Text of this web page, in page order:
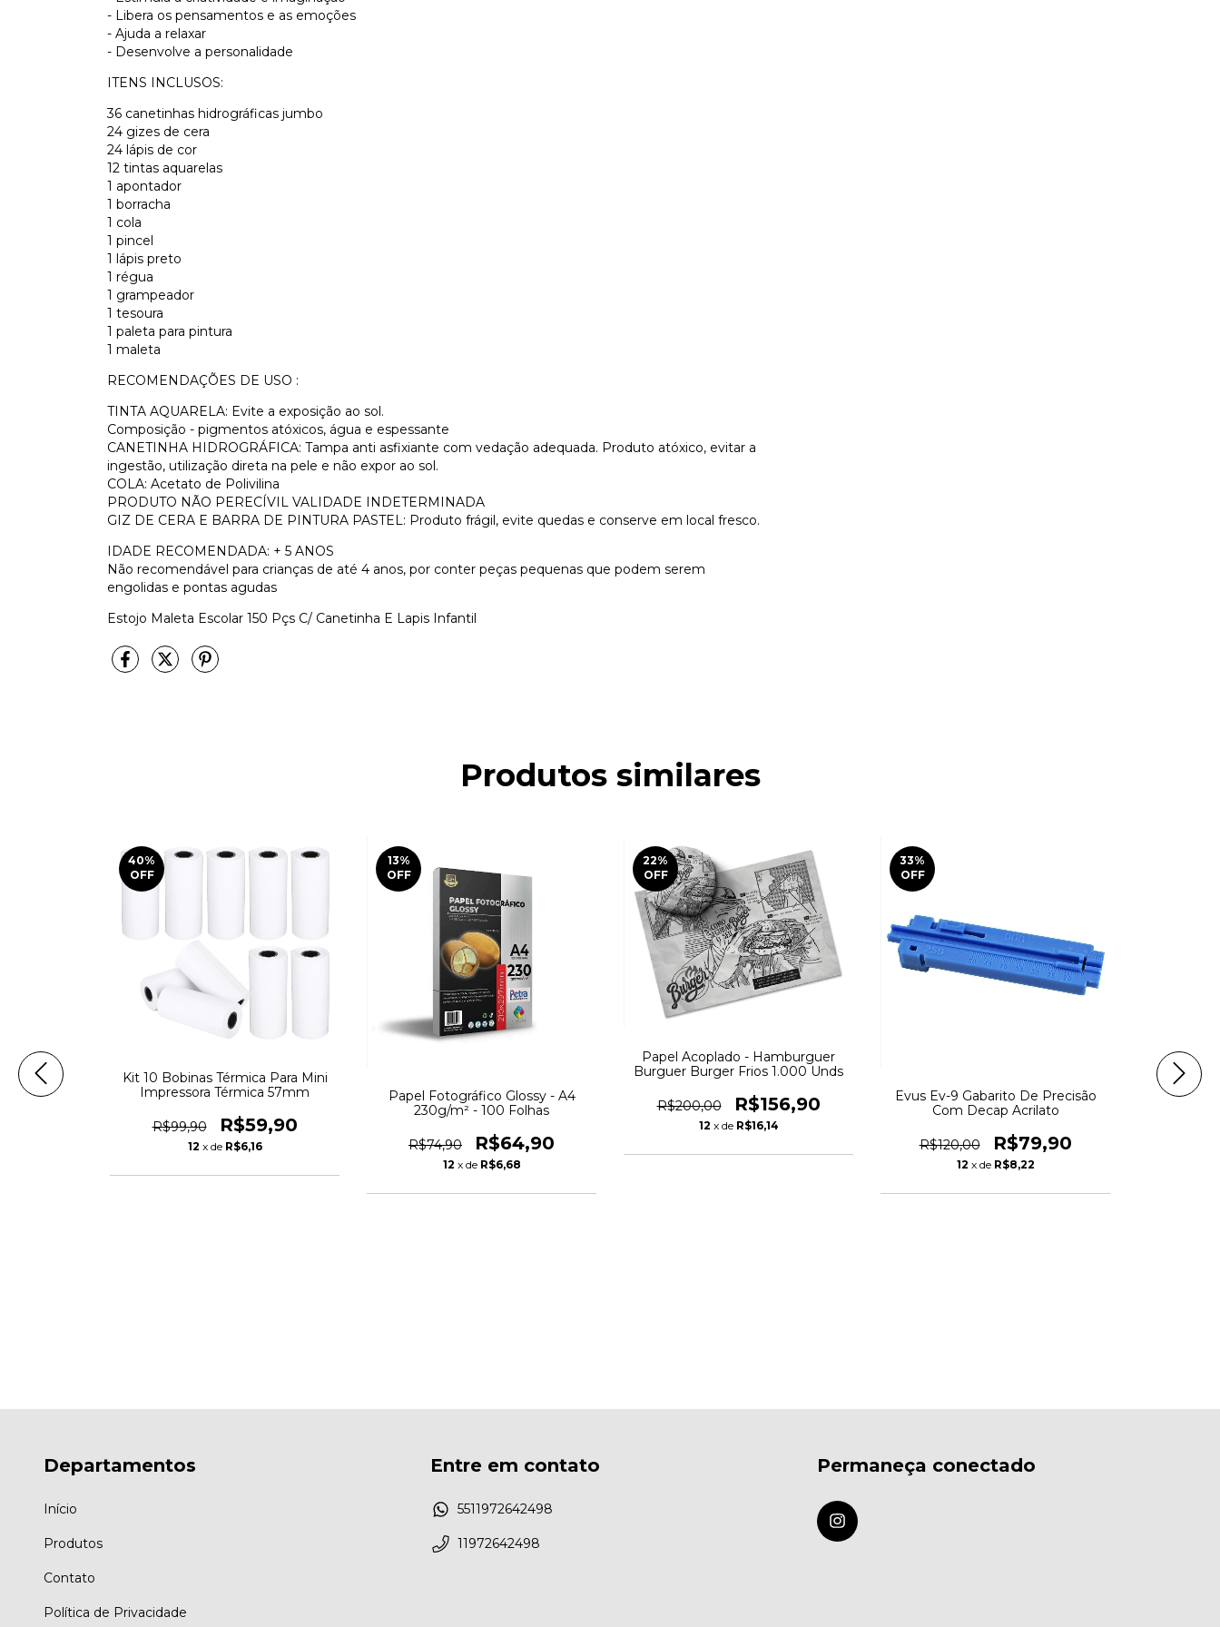
- Libera os pensamentos e as emoções
- Ajuda a relaxar
- Desenvolve a personalidade
ITENS INCLUSOS:
36 canetinhas hidrográficas jumbo
24 gizes de cera
24 lápis de cor
12 tintas aquarelas
1 apontador
1 borracha
1 cola
1 pincel
1 lápis preto
1 régua
1 grampeador
1 tesoura
1 paleta para pintura
1 maleta
RECOMENDAÇÕES DE USO :
TINTA AQUARELA: Evite a exposição ao sol.
Composição - pigmentos atóxicos, água e espessante
CANETINHA HIDROGRÁFICA: Tampa anti asfixiante com vedação adequada. Produto atóxico, evitar a
ingestão, utilização direta na pele e não expor ao sol.
COLA: Acetato de Polivilina
PRODUTO NÃO PERECÍVIL VALIDADE INDETERMINADA
GIZ DE CERA E BARRA DE PINTURA PASTEL: Produto frágil, evite quedas e conserve em local fresco.
IDADE RECOMENDADA: + 5 ANOS
Não recomendável para crianças de até 4 anos, por conter peças pequenas que podem serem
engolidas e pontas agudas
Estojo Maleta Escolar 150 Pçs C/ Canetinha E Lapis Infantil
Produtos similares
Branco
40%
OFF
Kit 10 Bobinas Térmica Para Mini
Impressora Térmica 57mm
R$99,90 R$59,90
12 x de R$6,16
13%
OFF
Papel Fotográfico Glossy - A4
230g/m² - 100 Folhas
R$74,90 R$64,90
12 x de R$6,68
22%
OFF
Papel Acoplado - Hamburguer
Burguer Burger Frios 1.000 Unds
R$200,00 R$156,90
12 x de R$16,14
33%
OFF
Evus Ev-9 Gabarito De Precisão
Com Decap Acrilato
R$120,00 R$79,90
12 x de R$8,22
Nota
Departamentos
Início
Produtos
Contato
Política de Privacidade
Entre em contato
5511972642498
11972642498
Permaneça conectado